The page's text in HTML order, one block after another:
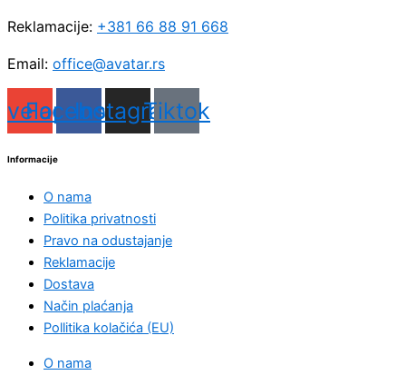
Reklamacije: +381 66 88 91 668
Email: office@avatar.rs
Facebook
Instagram
Tiktok
Informacije
O nama
Politika privatnosti
Pravo na odustajanje
Reklamacije
Dostava
Način plaćanja
Pollitika kolačića (EU)
O nama